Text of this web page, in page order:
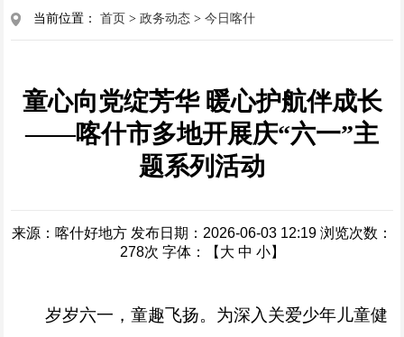
当前位置：首页 >政务动态 >今日喀什
童心向党绽芳华 暖心护航伴成长
——喀什市多地开展庆“六一”主
题系列活动
来源：喀什好地方 发布日期：2026-06-03 12:19 浏览次数：
278次 字体：【 大 中 小】
岁岁六一，童趣飞扬。为深入关爱少年儿童健